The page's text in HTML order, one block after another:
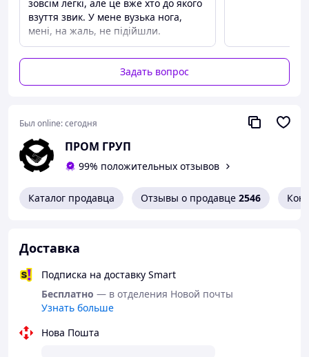
Виробник: Luckline
Категорія: жіночі
Стать: жіночі
Матеріал устілки:
Країна-виробник: Україна
36 (230-235 мм)
37 (235-240 мм)
38 (24,5-250 мм)
39 (250 мм)
41 (265-265 мм)
зовсім легкі, але це вже хто до якого
взуття звик. У мене вузька нога,
мені, на жаль, не підійшли.
Задать вопрос
Был online:сегодня
ПРОМ ГРУП
99% положительных отзывов
Каталог продавца Отзывы о продавце 2546
Доставка
Подписка на доставку Smart
Бесплатно — в отделения Новой почты
Узнать больше
Нова Пошта